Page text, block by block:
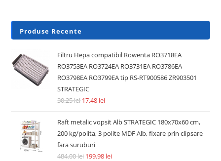
Produse Recente
Filtru Hepa compatibil Rowenta RO3718EA
RO3753EA RO3724EA RO3731EA RO3786EA
RO3798EA RO3799EA tip RS-RT900586 ZR903501
STRATEGIC
30.25lei 17.48 lei
Raft metalic vopsit Alb STRATEGIC 180x70x60 cm,
200 kg/polita, 3 polite MDF Alb, fixare prin clipsare
fara suruburi
484.00lei 199.98 lei